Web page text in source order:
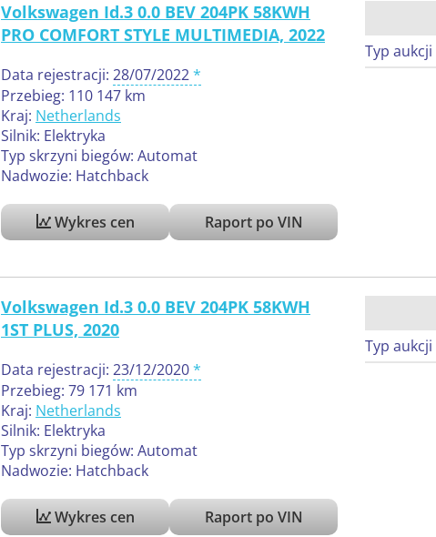
Volkswagen Id.3 0.0 BEV 204PK 58KWH
PRO COMFORT STYLE MULTIMEDIA, 2022
Data rejestracji: 28/07/2022
Przebieg: 110 147 km
Kraj: Netherlands
Silnik: Elektryka
Typ skrzyni biegów: Automat
Nadwozie: Hatchback
Wykres cen Raport po VIN
Typ aukcji
Volkswagen Id.3 0.0 BEV 204PK 58KWH
1ST PLUS, 2020
Data rejestracji: 23/12/2020
Przebieg: 79 171 km
Kraj: Netherlands
Silnik: Elektryka
Typ skrzyni biegów: Automat
Nadwozie: Hatchback
Wykres cen Raport po VIN
Typ aukcji